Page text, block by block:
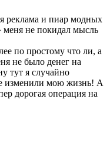
реклама и пиар модных
меня не покидал мысль
по простому что ли, а
не было денег на
тут я случайно
изменили мою жизнь! А
дорогая операция на